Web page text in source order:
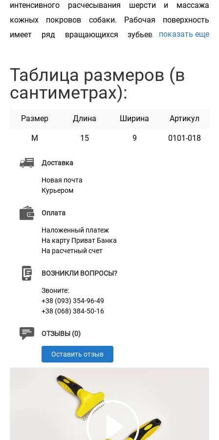
Доставка
Новая почта
Курьером
Оплата
Наложенный платеж
На карту Приват Банка
На расчетный счет
ВОЗНИКЛИ ВОПРОСЫ?
Звоните:
+38 (093) 354-96-49
+38 (068) 384-50-16
ОТЗЫВЫ (0)
Оставить отзыв
интенсивного расчесывания шерсти и массажа
кожных покровов собаки. Рабочая поверхность
имеет ряд вращающихся зубьев. Крутящаяся
массажировать кожные покровы. Благодаря круглой
конусообразной форме зубчиков волоски шерсти не
закругленные кончики не повреждают кожу.
Материал зубчиков - сталь высокого качества, не
реакций. Пластиковая ручка с противоскользящим
покрытием предотвращает скольжение. Регулярное
использование расчески приводит шерсть и кожу в
порядок, стимулирует приток крови к клеткам.
Кожные покровы получают кислород и питательные
вещества, оздоравливающе шерсть. Она блестит,
имеет природный цвет, а структура волоса
становится крепкой.
Характеристики
Материал Пластик + Нержавеющая сталь
Желто-черный
показать еще
Таблица размеров (в
сантиметрах):
Размер Длина Ширина Артикул
M 15 9 0101-018